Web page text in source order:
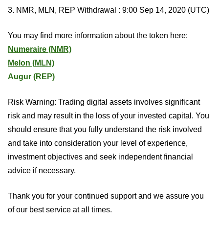
3. NMR, MLN, REP Withdrawal : 9:00 Sep 14, 2020 (UTC)
You may find more information about the token here:
Numeraire (NMR)
Melon (MLN)
Augur (REP)
Risk Warning: Trading digital assets involves significant
risk and may result in the loss of your invested capital. You
should ensure that you fully understand the risk involved
and take into consideration your level of experience,
investment objectives and seek independent financial
advice if necessary.
Thank you for your continued support and we assure you
of our best service at all times.